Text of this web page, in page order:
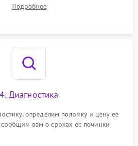
Подробнее
4. Диагностика
определим поломку и цену ее
сообщим вам о сроках ее починки